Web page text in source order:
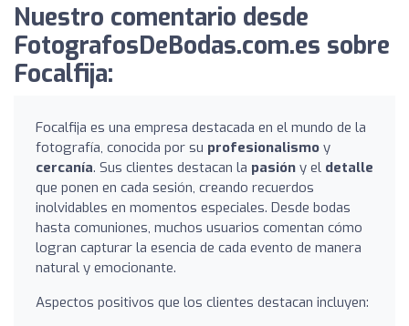
Nuestro comentario desde
FotografosDeBodas.com.es sobre
Focalfija:
Focalfija es una empresa destacada en el mundo de la
fotografía, conocida por su profesionalismo y
cercanía. Sus clientes destacan la pasión y el detalle
que ponen en cada sesión, creando recuerdos
inolvidables en momentos especiales. Desde bodas
hasta comuniones, muchos usuarios comentan cómo
logran capturar la esencia de cada evento de manera
natural y emocionante.
Aspectos positivos que los clientes destacan incluyen: